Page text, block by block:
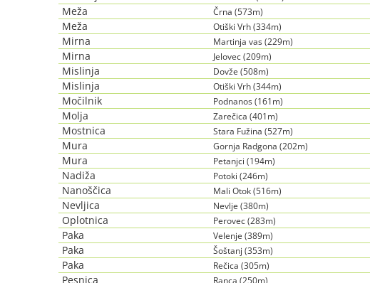
Meža
Črna (573m)
Meža
Otiški Vrh (334m)
Mirna
Martinja vas (229m)
Mirna
Jelovec (209m)
Mislinja
Dovže (508m)
Mislinja
Otiški Vrh (344m)
Močilnik
Podnanos (161m)
Molja
Zarečica (401m)
Mostnica
Stara Fužina (527m)
Mura
Gornja Radgona (202m)
Mura
Petanjci (194m)
Nadiža
Potoki (246m)
Nanoščica
Mali Otok (516m)
Nevljica
Nevlje (380m)
Oplotnica
Perovec (283m)
Paka
Velenje (389m)
Paka
Šoštanj (353m)
Paka
Rečica (305m)
Pesnica